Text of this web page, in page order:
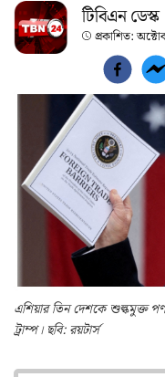
টিবিএন ডেস্ক
প্রকাশিত:
এশিয়ার তিন দেশকে শুল্কমুক্ত
ট্রাম্প। ছবি: রয়টার্স